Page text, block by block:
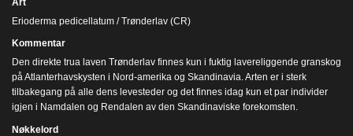
Erioderma pedicellatum / Trønderlav (CR)
Kommentar
Den direkte trua laven Trønderlav finnes kun i fuktig lavereliggende granskog
på Atlanterhavskysten i Nord-amerika og Skandinavia. Arten er i sterk
tilbakegang på alle dens levesteder og det finnes idag kun et par individer
igjen i Namdalen og Rendalen av den Skandinaviske forekomsten.
Nøkkelord